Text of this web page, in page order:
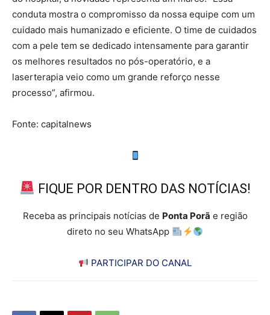
conduta mostra o compromisso da nossa equipe com um
cuidado mais humanizado e eficiente. O time de cuidados
com a pele tem se dedicado intensamente para garantir
os melhores resultados no pós-operatório, e a
laserterapia veio como um grande reforço nesse
processo”, afirmou.
Fonte: capitalnews
FIQUE POR DENTRO DAS NOTÍCIAS!
Receba as principais notícias de Ponta Porã e região
direto no seu WhatsApp
PARTICIPAR DO CANAL